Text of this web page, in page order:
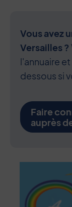
Vous avez
Versailles ?
l'annuaire
dessous si
Faire
auprès